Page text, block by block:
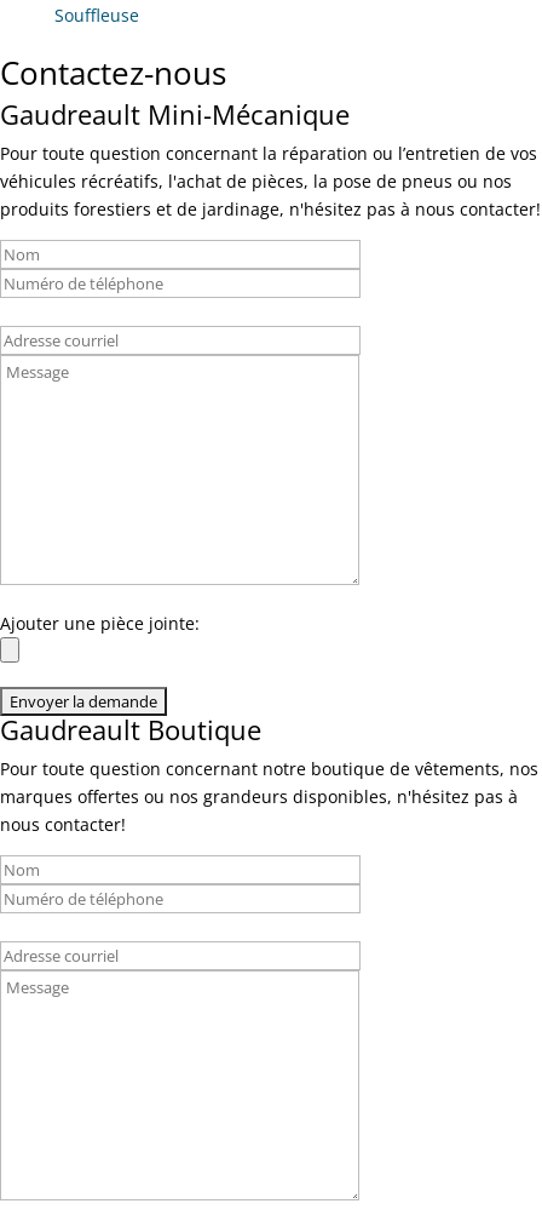
Souffleuse
Contactez-nous
Gaudreault Mini-Mécanique
Pour toute question concernant la réparation ou l’entretien de vos
véhicules récréatifs, l'achat de pièces, la pose de pneus ou nos
produits forestiers et de jardinage, n'hésitez pas à nous contacter!
Ajouter une pièce jointe:
Gaudreault Boutique
Pour toute question concernant notre boutique de vêtements, nos
marques offertes ou nos grandeurs disponibles, n'hésitez pas à
nous contacter!